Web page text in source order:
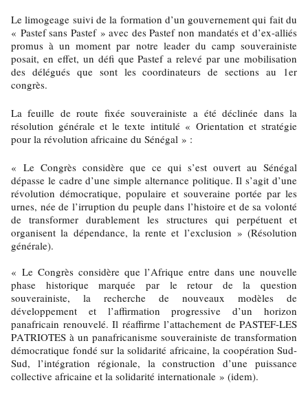
Le limogeage suivi de la formation d’un gouvernement qui fait du
« Pastef sans Pastef » avec des Pastef non mandatés et d’ex-alliés
promus à un moment par notre leader du camp souverainiste
posait, en effet, un défi que Pastef a relevé par une mobilisation
des délégués que sont les coordinateurs de sections au 1er
congrès.
La feuille de route fixée souverainiste a été déclinée dans la
résolution générale et le texte intitulé « Orientation et stratégie
pour la révolution africaine du Sénégal » :
« Le Congrès considère que ce qui s’est ouvert au Sénégal
dépasse le cadre d’une simple alternance politique. Il s’agit d’une
révolution démocratique, populaire et souveraine portée par les
urnes, née de l’irruption du peuple dans l’histoire et de sa volonté
de transformer durablement les structures qui perpétuent et
organisent la dépendance, la rente et l’exclusion » (Résolution
générale).
« Le Congrès considère que l’Afrique entre dans une nouvelle
phase historique marquée par le retour de la question
souverainiste, la recherche de nouveaux modèles de
développement et l’affirmation progressive d’un horizon
panafricain renouvelé. Il réaffirme l’attachement de PASTEF-LES
PATRIOTES à un panafricanisme souverainiste de transformation
démocratique fondé sur la solidarité africaine, la coopération Sud-
Sud, l’intégration régionale, la construction d’une puissance
collective africaine et la solidarité internationale » (idem).